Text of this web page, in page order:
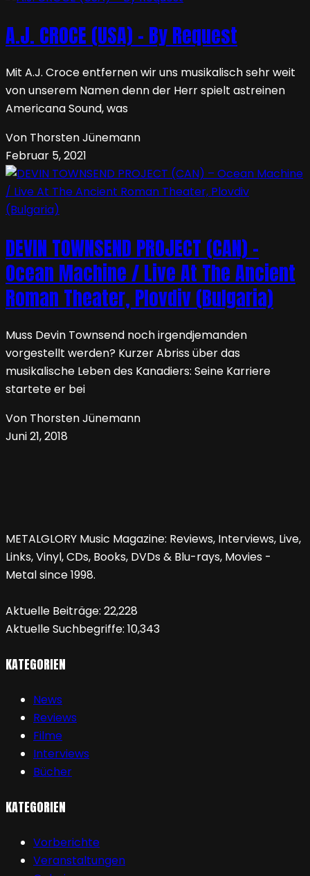
A.J. CROCE (USA) – By Request
Mit A.J. Croce entfernen wir uns musikalisch sehr weit
von unserem Namen denn der Herr spielt astreinen
Americana Sound, was
Von Thorsten Jünemann
Februar 5, 2021
DEVIN TOWNSEND PROJECT (CAN) –
Ocean Machine / Live At The Ancient
Roman Theater, Plovdiv (Bulgaria)
Muss Devin Townsend noch irgendjemanden
vorgestellt werden? Kurzer Abriss über das
musikalische Leben des Kanadiers: Seine Karriere
startete er bei
Von Thorsten Jünemann
Juni 21, 2018
METALGLORY Music Magazine: Reviews, Interviews, Live,
Links, Vinyl, CDs, Books, DVDs & Blu-rays, Movies -
Metal since 1998.
Aktuelle Beiträge: 22,228
Aktuelle Suchbegriffe: 10,343
KATEGORIEN
News
Reviews
Filme
Interviews
Bücher
KATEGORIEN
Vorberichte
Veranstaltungen